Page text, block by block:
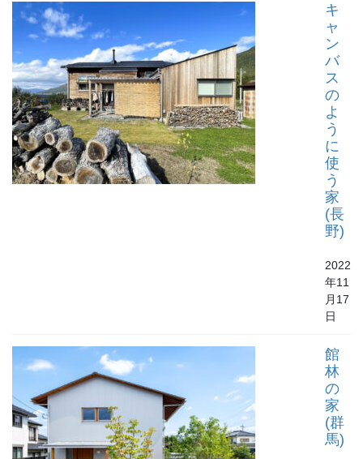
キ
ャ
ン
バ
ス
の
よ
う
に
使
う
家
(長
野)
2022
年11
月17
日
館
林
の
家
(群
馬)